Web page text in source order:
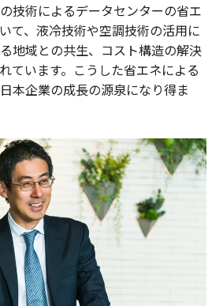
技術によるデータセンターの省エ
て、液冷技術や空調技術の活用に
地域との共生、コスト構造の解決
ています。こうした省エネによる
本企業の成長の源泉になり得ま